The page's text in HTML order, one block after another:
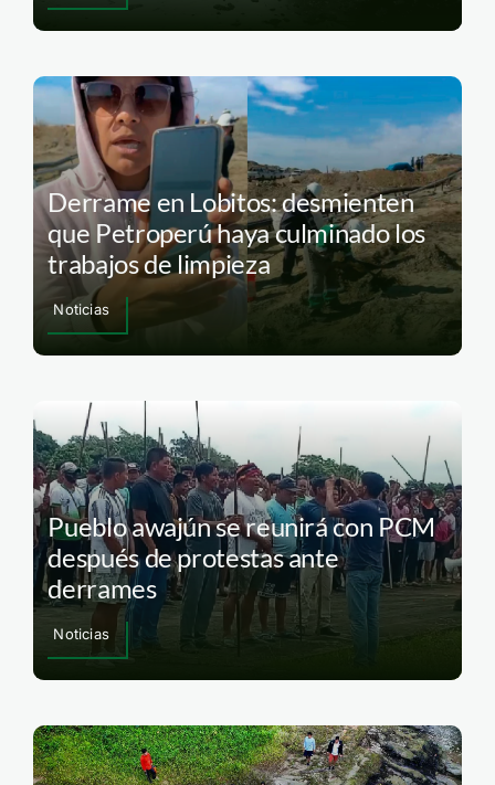
Derrame en Lobitos: desmienten
que Petroperú haya culminado los
trabajos de limpieza
Noticias
Pueblo awajún se reunirá con PCM
después de protestas ante
derrames
Noticias